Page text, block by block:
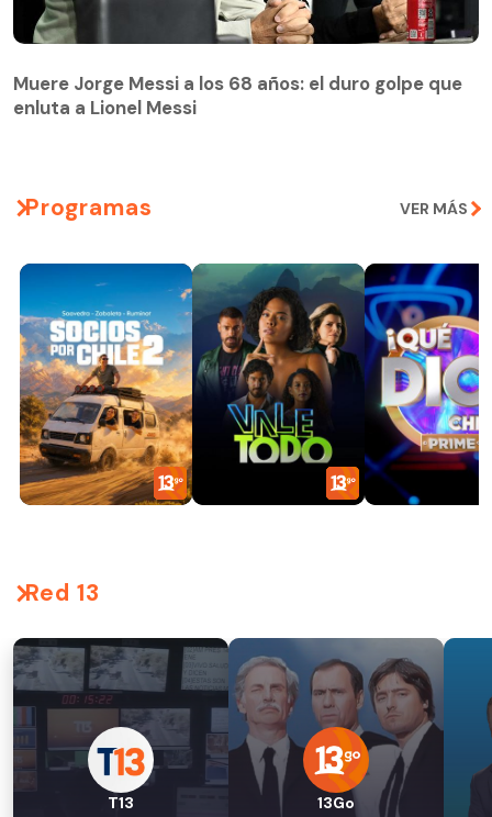
Muere Jorge Messi a los 68 años: el duro golpe que
enluta a Lionel Messi
Programas VER MÁS
Red 13
T13 13Go